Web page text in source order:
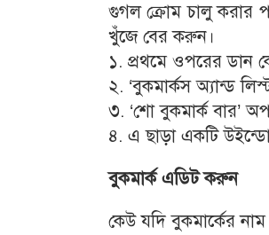
গুগল ক্রোম চালু করার পর
খুঁজে বের করুন।
১. প্রথমে ওপরের ডান
২. ‘বুকমার্কস অ্যান্ড
৩. ‘শো বুকমার্ক বার’
৪. এ ছাড়া একটি
বুকমার্ক এডিট করুন
কেউ যদি বুকমার্কের